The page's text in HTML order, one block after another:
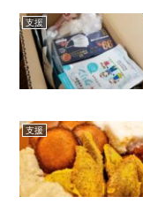
支援
支援